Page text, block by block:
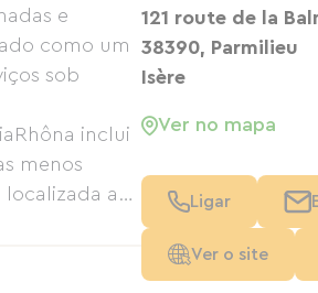
e
como um
sob
inclui
menos
localizada a
121 route de la
38390, Parmilieu
Isère
Ver no mapa
Ligar
Ver o site